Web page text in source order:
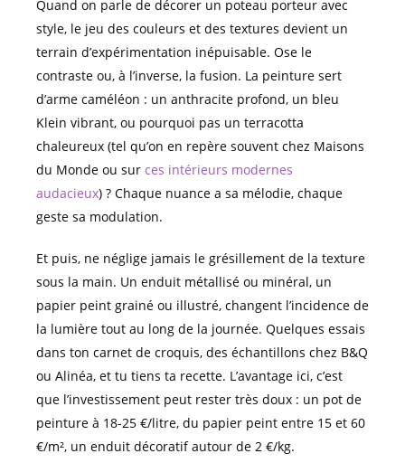
Quand on parle de décorer un poteau porteur avec
style, le jeu des couleurs et des textures devient un
terrain d’expérimentation inépuisable. Ose le
contraste ou, à l’inverse, la fusion. La peinture sert
d’arme caméléon : un anthracite profond, un bleu
Klein vibrant, ou pourquoi pas un terracotta
chaleureux (tel qu’on en repère souvent chez Maisons
du Monde ou sur ces intérieurs modernes
audacieux) ? Chaque nuance a sa mélodie, chaque
geste sa modulation.
Et puis, ne néglige jamais le grésillement de la texture
sous la main. Un enduit métallisé ou minéral, un
papier peint grainé ou illustré, changent l’incidence de
la lumière tout au long de la journée. Quelques essais
dans ton carnet de croquis, des échantillons chez B&Q
ou Alinéa, et tu tiens ta recette. L’avantage ici, c’est
que l’investissement peut rester très doux : un pot de
peinture à 18-25 €/litre, du papier peint entre 15 et 60
€/m², un enduit décoratif autour de 2 €/kg.